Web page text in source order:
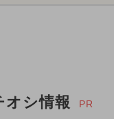
オシ情報 PR